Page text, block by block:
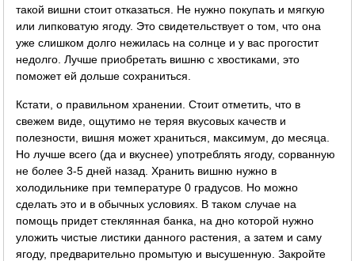
такой вишни стоит отказаться. Не нужно покупать и мягкую
или липковатую ягоду. Это свидетельствует о том, что она
уже слишком долго нежилась на солнце и у вас прогостит
недолго. Лучше приобретать вишню с хвостиками, это
поможет ей дольше сохраниться.
Кстати, о правильном хранении. Стоит отметить, что в
свежем виде, ощутимо не теряя вкусовых качеств и
полезности, вишня может храниться, максимум, до месяца.
Но лучше всего (да и вкуснее) употреблять ягоду, сорванную
не более 3-5 дней назад. Хранить вишню нужно в
холодильнике при температуре 0 градусов. Но можно
сделать это и в обычных условиях. В таком случае на
помощь придет стеклянная банка, на дно которой нужно
уложить чистые листики данного растения, а затем и саму
ягоду, предварительно промытую и высушенную. Закройте